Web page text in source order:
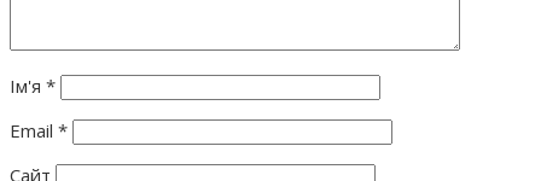
Ім'я *
Email *
Сайт